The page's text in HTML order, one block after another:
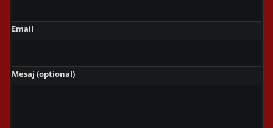
Email
Mesaj (optional)